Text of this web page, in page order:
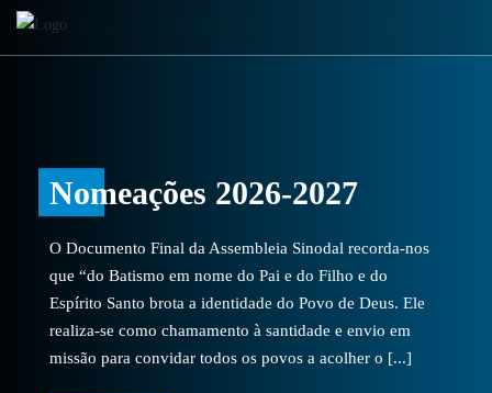
Nomeações 2026-2027
O Documento Final da Assembleia Sinodal recorda-nos
que “do Batismo em nome do Pai e do Filho e do
Espírito Santo brota a identidade do Povo de Deus. Ele
realiza-se como chamamento à santidade e envio em
missão para convidar todos os povos a acolher o [...]